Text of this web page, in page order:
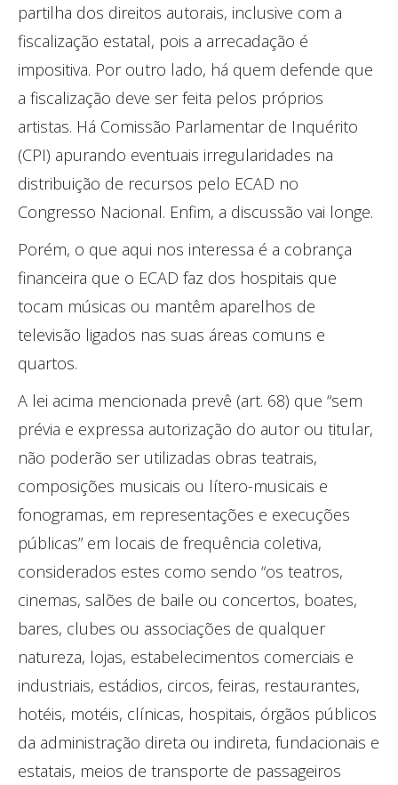
partilha dos direitos autorais, inclusive com a
fiscalização estatal, pois a arrecadação é
impositiva. Por outro lado, há quem defende que
a fiscalização deve ser feita pelos próprios
artistas. Há Comissão Parlamentar de Inquérito
(CPI) apurando eventuais irregularidades na
distribuição de recursos pelo ECAD no
Congresso Nacional. Enfim, a discussão vai longe.
Porém, o que aqui nos interessa é a cobrança
financeira que o ECAD faz dos hospitais que
tocam músicas ou mantêm aparelhos de
televisão ligados nas suas áreas comuns e
quartos.
A lei acima mencionada prevê (art. 68) que “sem
prévia e expressa autorização do autor ou titular,
não poderão ser utilizadas obras teatrais,
composições musicais ou lítero-musicais e
fonogramas, em representações e execuções
públicas” em locais de frequência coletiva,
considerados estes como sendo “os teatros,
cinemas, salões de baile ou concertos, boates,
bares, clubes ou associações de qualquer
natureza, lojas, estabelecimentos comerciais e
industriais, estádios, circos, feiras, restaurantes,
hotéis, motéis, clínicas, hospitais, órgãos públicos
da administração direta ou indireta, fundacionais e
estatais, meios de transporte de passageiros